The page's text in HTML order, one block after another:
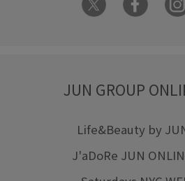
JUN GROUP
Life&Beauty by
J'aDoRe JUN